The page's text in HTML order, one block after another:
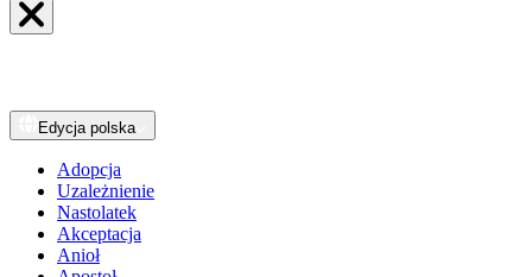
Edycja polska
Adopcja
Uzależnienie
Nastolatek
Akceptacja
Anioł